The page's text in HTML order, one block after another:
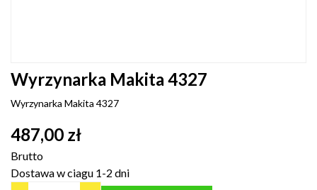
Wyrzynarka Makita 4327
Wyrzynarka Makita 4327
487,00 zł
Brutto
Dostawa w ciagu 1-2 dni